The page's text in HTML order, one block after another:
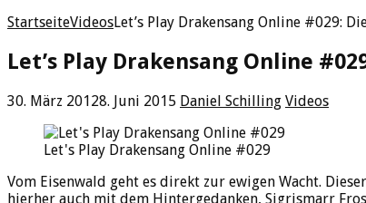
StartseiteVideosLet’s Play Drakensang Online #029:
Let’s Play Drakensang Online
30. März 20128. Juni 2015 Daniel Schilling Videos
Let's Play Drakensang Online #029
Vom Eisenwald geht es direkt zur ewigen Wacht.
hierher auch mit dem Hintergedanken, Sigrismarr